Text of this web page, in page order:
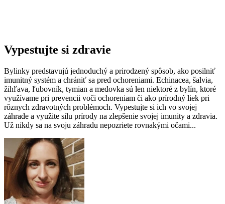
Vypestujte si zdravie
Bylinky predstavujú jednoduchý a prirodzený spôsob, ako posilniť
imunitný systém a chrániť sa pred ochoreniami. Echinacea, šalvia,
žihľava, ľubovník, tymian a medovka sú len niektoré z bylín, ktoré
využívame pri prevencii voči ochoreniam či ako prírodný liek pri
rôznych zdravotných problémoch. Vypestujte si ich vo svojej
záhrade a využite silu prírody na zlepšenie svojej imunity a zdravia.
Už nikdy sa na svoju záhradu nepozriete rovnakými očami...